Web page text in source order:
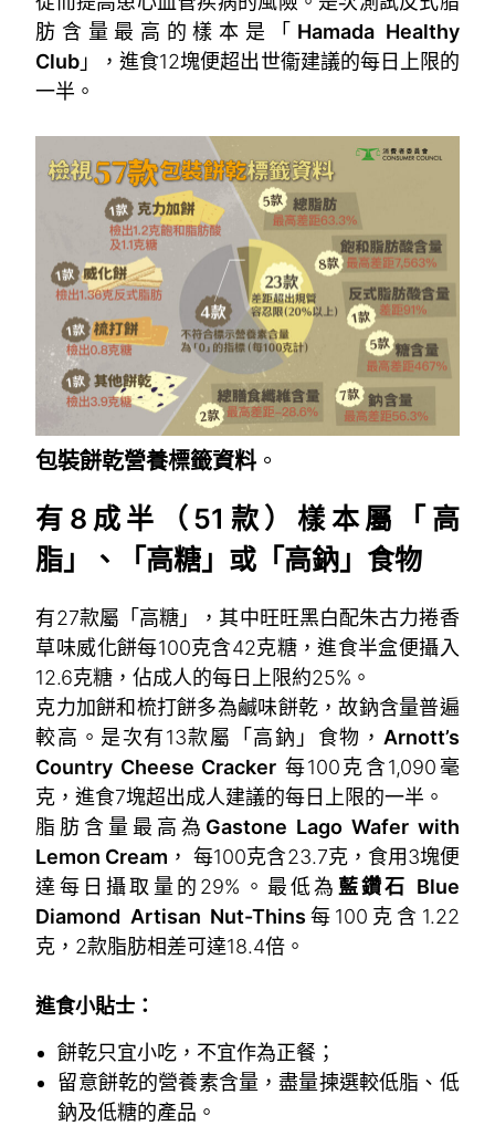
肪含量最高的樣本是「 Hamada Healthy
Club 」，進食12塊便超出世衞建議的每日上限的
一半。
包裝餅乾營養標籤資料 。
有8成半（51款）樣本屬「高
脂」、「高糖」或「高鈉」食物
有27款屬「高糖」，其中旺旺黑白配朱古力捲香
草味威化餅每100克含42克糖，進食半盒便攝入
12.6克糖，佔成人的每日上限約25%。
克力加餅和梳打餅多為鹹味餅乾，故鈉含量普遍
較高。是次有13款屬「高鈉」食物， Arnott’s
Country Cheese Cracker 每100克含1,090毫
克，進食7塊超出成人建議的每日上限的一半。
脂肪含量最高為 Gastone Lago Wafer with
Lemon Cream ， 每100克含23.7克，食用3塊便
達每日攝取量的29%。最低為 藍鑽石 Blue
Diamond Artisan Nut-Thins 每100克含1.22
克，2款脂肪相差可達18.4倍。
進食小貼士：
餅乾只宜小吃，不宜作為正餐；
留意餅乾的營養素含量，盡量揀選較低脂、低
鈉及低糖的產品。